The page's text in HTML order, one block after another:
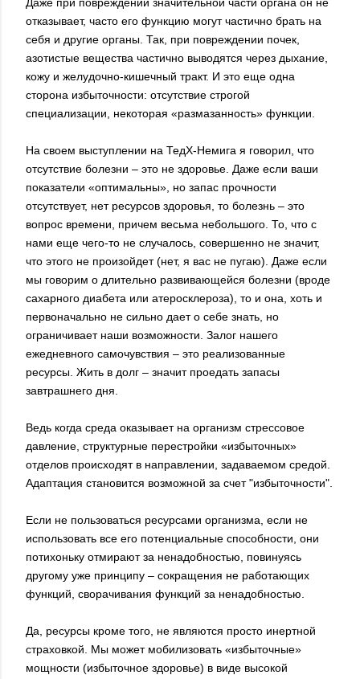
отказывает, часто его функцию могут частично брать на
себя и другие органы. Так, при повреждении почек,
азотистые вещества частично выводятся через дыхание,
кожу и желудочно-кишечный тракт. И это еще одна
сторона избыточности: отсутствие строгой
специализации, некоторая «размазанность» функции.
На своем выступлении на ТедХ-Немига я говорил, что
отсутствие болезни – это не здоровье. Даже если ваши
показатели «оптимальны», но запас прочности
отсутствует, нет ресурсов здоровья, то болезнь – это
вопрос времени, причем весьма небольшого. То, что с
нами еще чего-то не случалось, совершенно не значит,
что этого не произойдет (нет, я вас не пугаю). Даже если
мы говорим о длительно развивающейся болезни (вроде
сахарного диабета или атеросклероза), то и она, хоть и
первоначально не сильно дает о себе знать, но
ограничивает наши возможности. Залог нашего
ежедневного самочувствия – это реализованные
ресурсы. Жить в долг – значит проедать запасы
завтрашнего дня.
Ведь когда среда оказывает на организм стрессовое
давление, структурные перестройки «избыточных»
отделов происходят в направлении, задаваемом средой.
Адаптация становится возможной за счет "избыточности".
Если не пользоваться ресурсами организма, если не
использовать все его потенциальные способности, они
потихоньку отмирают за ненадобностью, повинуясь
другому уже принципу – сокращения не работающих
функций, сворачивания функций за ненадобностью.
Да, ресурсы кроме того, не являются просто инертной
страховкой. Мы может мобилизовать «избыточные»
мощности (избыточное здоровье) в виде высокой